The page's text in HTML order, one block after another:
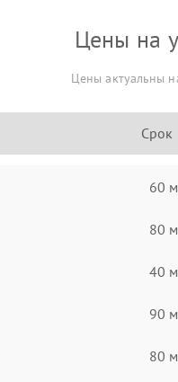
Цены на
Цены актуальны
Срок
60
80
40
90
80